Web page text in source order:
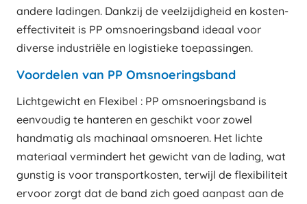
andere ladingen. Dankzij de veelzijdigheid en kosten-
effectiviteit is PP omsnoeringsband ideaal voor
diverse industriële en logistieke toepassingen.
Voordelen van PP Omsnoeringsband
Lichtgewicht en Flexibel : PP omsnoeringsband is
eenvoudig te hanteren en geschikt voor zowel
handmatig als machinaal omsnoeren. Het lichte
materiaal vermindert het gewicht van de lading, wat
gunstig is voor transportkosten, terwijl de flexibiliteit
ervoor zorgt dat de band zich goed aanpast aan de